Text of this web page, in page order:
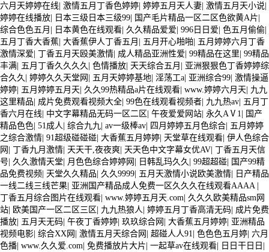
六月天婷婷在线| 激情五月丁香色婷婷| 婷婷五月天人妻| 激情五月天小说|
婷婷在线播放| 日本三级日本三级99| 国产毛片精品一区二区色欲黄A片|
综合色色五月 | 日本黄色在线观看| 久久精品爱爱| 996日日爱| 色五月偷偷|
五月丁香大香蕉| 大香蕉伊人丁香五月 | 五月开心啪啪| 五月婷婷六月丁香
激情深爱| 丁香五月天殴美激情| 成人精品亚洲性爱| 99精品在这里| 99精品
丰满| 五月丁香久久久久 | 色情播放| 天天综合五月 | 亚洲狠狠色丁香婷婷综
合久久 | 婷婷久久天堂网 | 五月天婷婷基地| 淫荡工a| 亚洲综合99| 激情操逼
婷婷| 五月婷婷五月天| 久久99热精品a片在线观看| www.婷婷六月天| 九九
这里精品| 成片免费观看视频大全| 99色在线观看视频者| 九九热av| 五月丁
香六月在线| 中文字幕精品无码一区二区| 午夜爱爱网站| 永久AⅤ1 | 国产
精品色色| 51成人 | 综合九九 | av一级棒av| 四月婷婷五月色综合| 五月婷婷
之综合激情| 91超级碰碰碰| 大香蕉五月婷婷| 天堂草在线观看| 伊人色综合
网 | 丁香九月激情| 天天干,夜夜爽| 天天色中文字幕女优AV| 丁香五月天信
号| 久久激情天堂| 月色色综合婷婷网 | 日韩乱玛久久 | 99超超碰| 国产99精
品免费视频| 天堂久久精品| 久久9999| 五月天激情小说欧美激情| 日产精品
一线二线三线芒果| 亚洲国产精品成人免费一区久久久在线观看AAAA |
丁香五月综合图片在线观看| www.婷婷五月天.com| 久久久欧美精品sm网
站| 欧美国产一区二区三区| 九九热狼人 | 婷婷五月丁香高清无码| 成片免费
播放| 五月天无码| 午夜丁香婷婷| 玖玖综合网 | 大香蕉五月婷婷| 亚洲精品
视频电影| 综合XX网 | 激情五月天综合网 | 超碰人人91 | 色色色五月婷| 六月
色播| www.久久爱.com| 免费播放片大片| 一起草av在线观看| 日日干日日 |